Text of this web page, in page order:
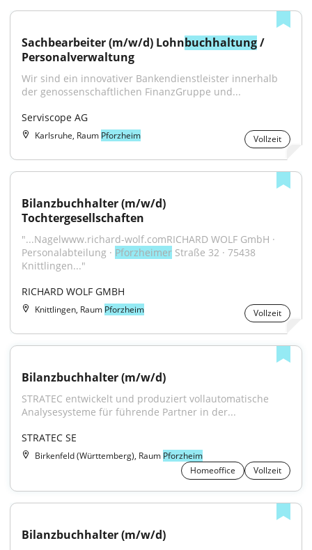
Sachbearbeiter (m/w/d) Lohnbuchhaltung /
Personalverwaltung
Wir sind ein innovativer Bankendienstleister innerhalb
der genossenschaftlichen FinanzGruppe und...
Serviscope AG
Karlsruhe, Raum Pforzheim Vollzeit
Bilanzbuchhalter (m/w/d)
Tochtergesellschaften
"...Nagelwww.richard-wolf.comRICHARD WOLF GmbH ·
Personalabteilung · Pforzheimer Straße 32 · 75438
Knittlingen..."
RICHARD WOLF GMBH
Knittlingen, Raum Pforzheim Vollzeit
Bilanzbuchhalter (m/w/d)
STRATEC entwickelt und produziert vollautomatische
Analysesysteme für führende Partner in der...
STRATEC SE
Birkenfeld (Württemberg), Raum Pforzheim
Homeoffice
Vollzeit
Bilanzbuchhalter (m/w/d)